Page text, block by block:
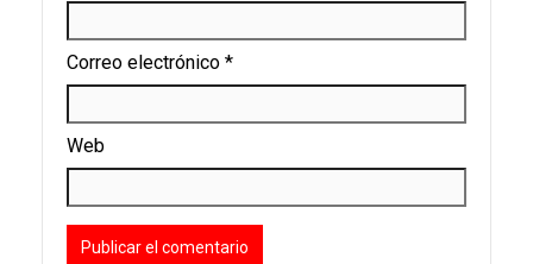
Correo electrónico *
Web